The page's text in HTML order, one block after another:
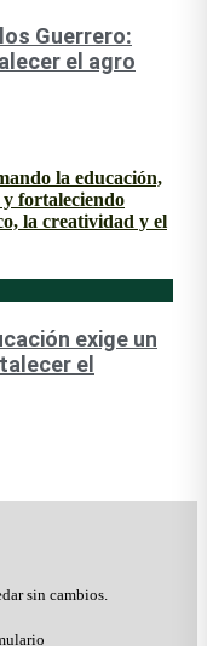
Guerrero:
el agro
exige un
el
sin cambios.